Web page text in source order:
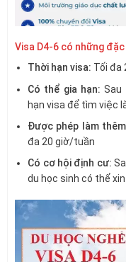
Visa D4-6 có những
Thời hạn visa: Tối đa
Có thể gia hạn:Sau
hạn visa để tìm việc
Được phép làm
đa 20 giờ/tuần
Có cơ hội định cư:
du học sinh có thể